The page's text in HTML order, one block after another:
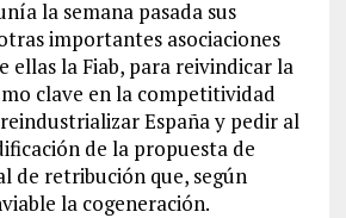
la semana pasada sus
importantes asociaciones
ellas la Fiab, para reivindicar la
clave en la competitividad
España y pedir al
de la propuesta de
de retribución que, según
la cogeneración.